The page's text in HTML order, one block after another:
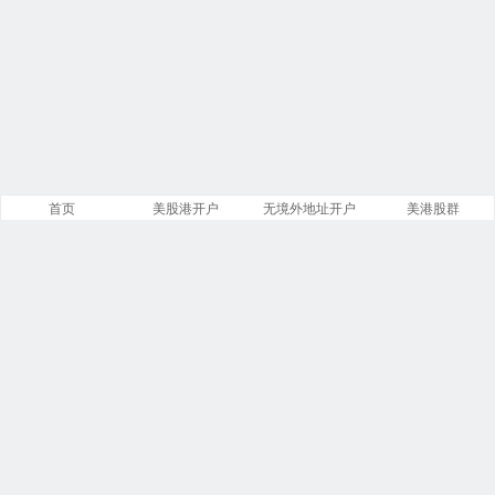
首页 美股港开户 无境外地址开户 美港股群